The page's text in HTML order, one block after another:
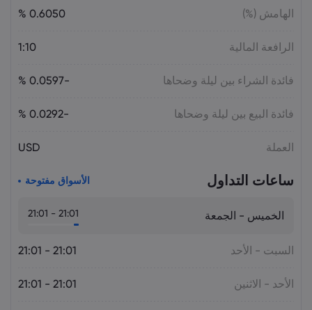
Salma
2026 Aug 05, 16:02
الهامش (%) 0.6050 %
الرافعة المالية 1:10
فائدة الشراء بين ليلة وضحاها -0.0597 %
فائدة البيع بين ليلة وضحاها -0.0292 %
العملة USD
ساعات التداول الأسواق مفتوحة
الخميس - الجمعة 21:01 - 21:01
السبت - الأحد 21:01 - 21:01
الأحد - الاثنين 21:01 - 21:01